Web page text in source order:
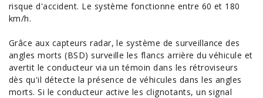
risque d'accident. Le système fonctionne entre 60 et 180
km/h.
Grâce aux capteurs radar, le système de surveillance des
angles morts (BSD) surveille les flancs arrière du véhicule et
avertit le conducteur via un témoin dans les rétroviseurs
dès qu'il détecte la présence de véhicules dans les angles
morts. Si le conducteur active les clignotants, un signal